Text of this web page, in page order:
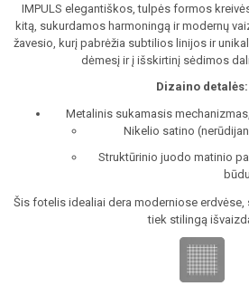
IMPULS elegantiškos, tulpės formos
kitą, sukurdamos harmoningą ir modernų
žavesio, kurį pabrėžia subtilios linijos ir
dėmesį ir į išskirtinį sėdimos
Dizaino detalės:
Metalinis sukamasis
Nikelio satino
Struktūrinio juodo matinio
būdu.
Šis fotelis idealiai dera moderniose
tiek stilingą